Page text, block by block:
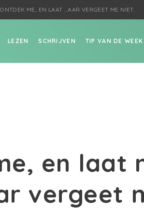
ONTDEK ME, EN LAAT …AAR VERGEET ME NIET.
LEZEN SCHRIJVEN TIP VAN DE WEEK
en laat
vergeet